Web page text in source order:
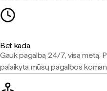
Bet kada
Gauk pagalbą 24/7, visą metą.
palaikyta mūsų pagalbos